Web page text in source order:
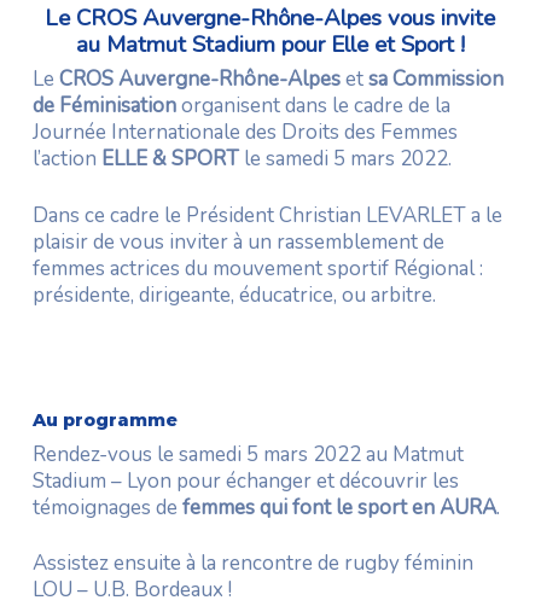
Le CROS Auvergne-Rhône-Alpes vous invite
au Matmut Stadium pour Elle et Sport !
Le CROS Auvergne-Rhône-Alpesetsa Commission
de Féminisationorganisent dans le cadre de la
Journée Internationale des Droits des Femmes
l’action ELLE & SPORTle samedi 5 mars 2022.
Dans ce cadre le Président Christian LEVARLET a le
plaisir de vous inviter à un rassemblement de
femmes actrices du mouvement sportif Régional :
présidente, dirigeante, éducatrice, ou arbitre.
Au programme
Rendez-vous le samedi 5 mars 2022 au Matmut
Stadium – Lyon pour échanger et découvrir les
témoignages de femmes qui font le sport en AURA.
Assistez ensuite à la rencontre de rugby féminin
LOU – U.B. Bordeaux !